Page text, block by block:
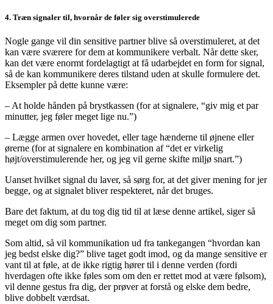
4. Træn signaler til, hvornår de føler sig overstimulerede
Nogle gange vil din sensitive partner blive så overstimuleret, at det
kan være sværere for dem at kommunikere verbalt. Når dette sker,
kan det være enormt fordelagtigt at få udarbejdet en form for signal,
så de kan kommunikere deres tilstand uden at skulle formulere det.
Eksempler på dette kunne være:
– At holde hånden på brystkassen (for at signalere, “giv mig et par
minutter, jeg føler meget lige nu.”)
– Lægge armen over hovedet, eller tage hænderne til øjnene eller
ørerne (for at signalere en kombination af “det er virkelig
højt/overstimulerende her, og jeg vil gerne skifte miljø snart.”)
Uanset hvilket signal du laver, så sørg for, at det giver mening for jer
begge, og at signalet bliver respekteret, når det bruges.
Bare det faktum, at du tog dig tid til at læse denne artikel, siger så
meget om dig som partner.
Som altid, så vil kommunikation ud fra tankegangen “hvordan kan
jeg bedst elske dig?” blive taget godt imod, og da mange sensitive er
vant til at føle, at de ikke rigtig hører til i denne verden (fordi
hverdagen ofte ikke føles som om den er rettet mod at være følsom),
vil denne gestus fra dig, der prøver at forstå og elske dem bedre,
blive dobbelt værdsat.